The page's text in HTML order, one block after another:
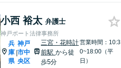
小西 裕太 弁護士
神戸ポート法律事務所
兵
庫
県
|
神戸
市中
央区
三宮・花時計
前駅から徒
歩5分
営業時間：10:3
0~18:00（平
日）